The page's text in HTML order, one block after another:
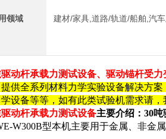
领域 建材/家具,道路/轨道/船舶,汽
动杆承载力测试设备、 驱动锚杆受力
供全系列材料力学实验设备解决方
设备等等，如有此类试验机需求请
驱动杆承载力测试设备主要介绍： 30吨
W300B型本机主要用于金属、非金